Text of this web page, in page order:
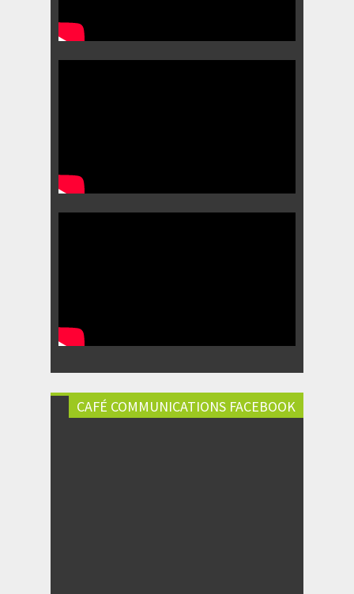
CAFÉ COMMUNICATIONS FACEBOOK